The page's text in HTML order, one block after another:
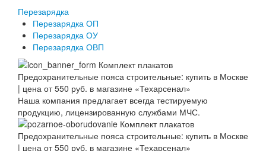
Перезарядка
Перезарядка ОП
Перезарядка ОУ
Перезарядка ОВП
Наша компания предлагает всегда тестируемую
продукцию, лицензированную службами МЧС.